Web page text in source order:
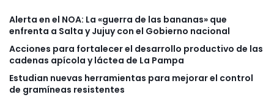
Alerta en el NOA: La «guerra de las bananas» que
enfrenta a Salta y Jujuy con el Gobierno nacional
Acciones para fortalecer el desarrollo productivo de las
cadenas apícola y láctea de La Pampa
Estudian nuevas herramientas para mejorar el control
de gramíneas resistentes